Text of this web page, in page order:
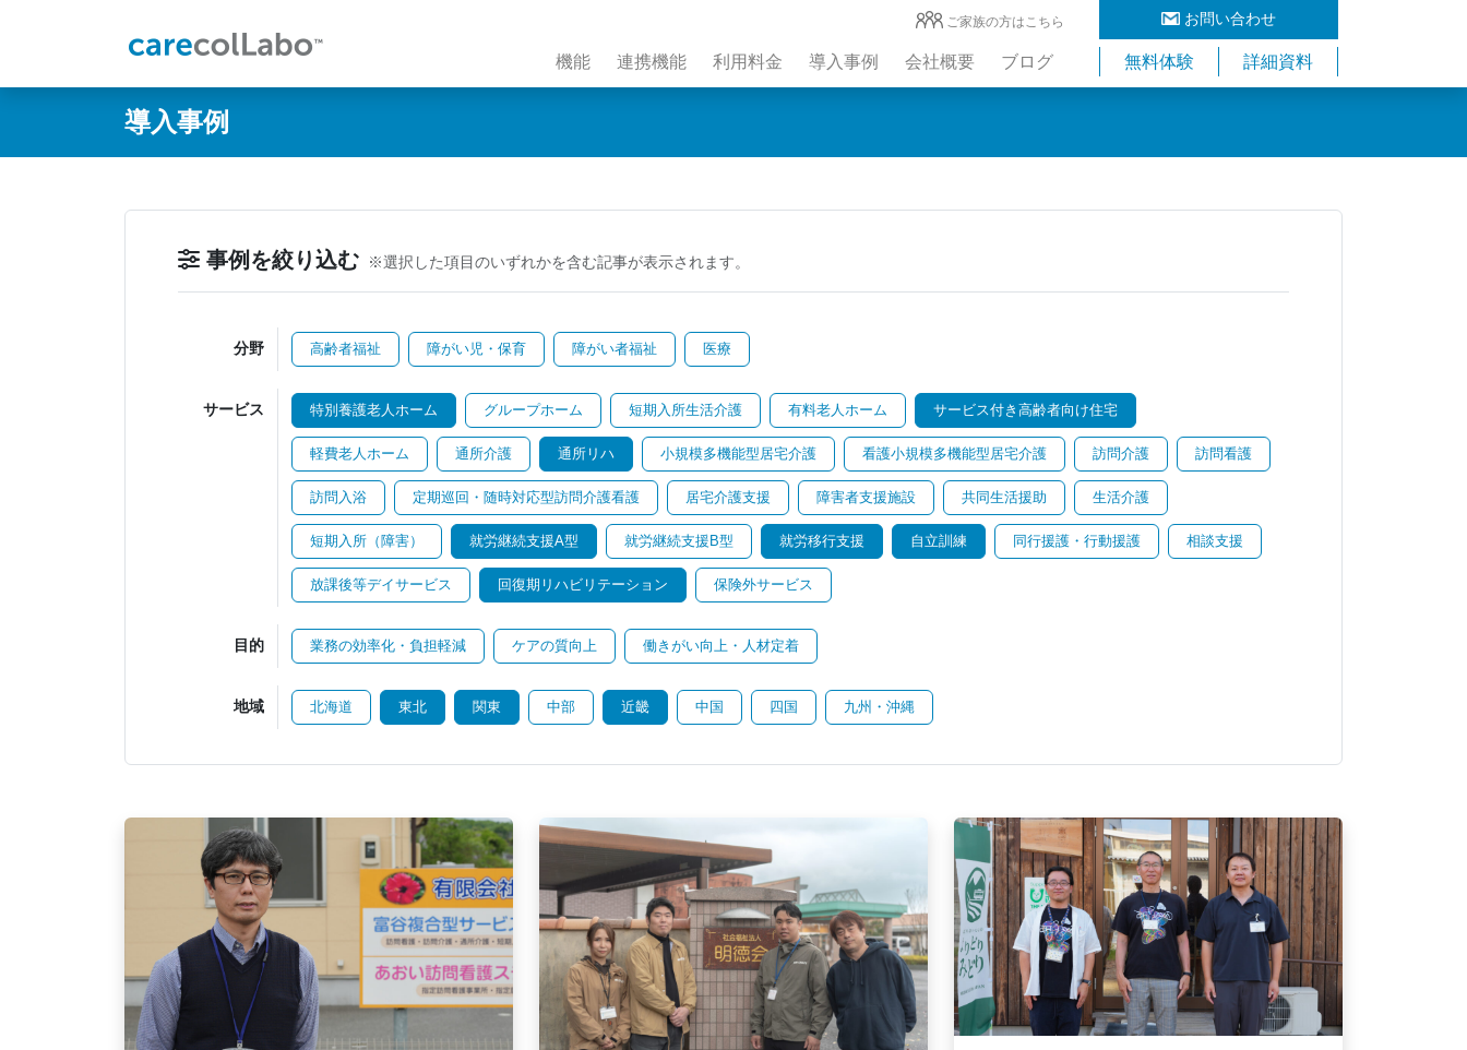
お問い合わせ
ご家族の方はこちら
機能 連携機能 利用料金 導入事例 会社概要 ブログ 無料体験 詳細資料
導入事例
事例を絞り込む ※選択した項目のいずれかを含む記事が表示されます。
分野 高齢者福祉 障がい児・保育 障がい者福祉 医療
サービス 特別養護老人ホーム グループホーム 短期入所生活介護 有料老人ホーム サービス付き高齢者向け住宅
軽費老人ホーム 通所介護 通所リハ 小規模多機能型居宅介護 看護小規模多機能型居宅介護 訪問介護 訪問看護
訪問入浴 定期巡回・随時対応型訪問介護看護 居宅介護支援 障害者支援施設 共同生活援助 生活介護
短期入所（障害） 就労継続支援A型 就労継続支援B型 就労移行支援 自立訓練 同行援護・行動援護 相談支援
放課後等デイサービス 回復期リハビリテーション 保険外サービス
目的 業務の効率化・負担軽減 ケアの質向上 働きがい向上・人材定着
地域 北海道 東北 関東 中部 近畿 中国 四国 九州・沖縄